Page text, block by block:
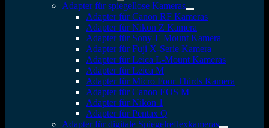
Adapter für spiegellose Kameras
Adapter für Canon RF Kameras
Adapter für Nikon Z Kamera
Adapter für Sony-E Mount Kamera
Adapter für Fuji X-Serie Kamera
Adapter für Leica L-Mount Kameras
Adapter für Leica M
Adapter für Micro Four Thirds Kamera
Adapter für Canon EOS M
Adapter für Nikon 1
Adapter für Pentax Q
Adapter für digitale Spiegelreflexkameras